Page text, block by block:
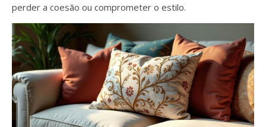
perder a coesão ou comprometer o estilo.